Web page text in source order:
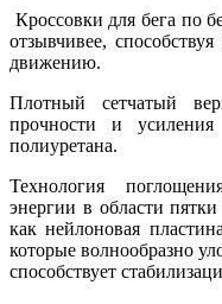
Кроссовки для бега по
отзывчивее,
движению.
Плотный сетчатый
прочности и
полиуретана.
Технология
энергии в области
как нейлоновая
которые волнообразно
способствует